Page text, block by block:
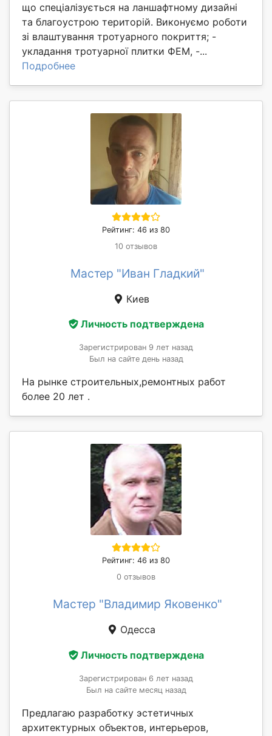
що спеціалізується на ланшафтному дизайні
та благоустрою територій. Виконуємо роботи
зі влаштування тротуарного покриття; -
укладання тротуарної плитки ФЕМ, -...
Подробнее
Рейтинг: 46 из 80
10 отзывов
Мастер "Иван Гладкий"
Киев
Личность подтверждена
Зарегистрирован 9 лет назад
Был на сайте день назад
На рынке строительных,ремонтных работ
более 20 лет .
Рейтинг: 46 из 80
0 отзывов
Мастер "Владимир Яковенко"
Одесса
Личность подтверждена
Зарегистрирован 6 лет назад
Был на сайте месяц назад
Предлагаю разработку эстетичных
архитектурных объектов, интерьеров,